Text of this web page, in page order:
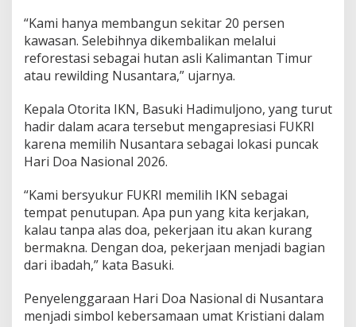
“Kami hanya membangun sekitar 20 persen
kawasan. Selebihnya dikembalikan melalui
reforestasi sebagai hutan asli Kalimantan Timur
atau rewilding Nusantara,” ujarnya.
Kepala Otorita IKN, Basuki Hadimuljono, yang turut
hadir dalam acara tersebut mengapresiasi FUKRI
karena memilih Nusantara sebagai lokasi puncak
Hari Doa Nasional 2026.
“Kami bersyukur FUKRI memilih IKN sebagai
tempat penutupan. Apa pun yang kita kerjakan,
kalau tanpa alas doa, pekerjaan itu akan kurang
bermakna. Dengan doa, pekerjaan menjadi bagian
dari ibadah,” kata Basuki.
Penyelenggaraan Hari Doa Nasional di Nusantara
menjadi simbol kebersamaan umat Kristiani dalam